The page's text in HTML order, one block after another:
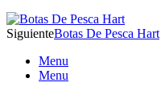
SiguienteBotas De Pesca Hart
Menu
Menu